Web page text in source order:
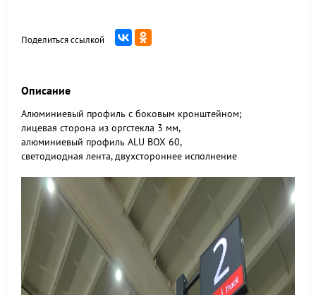
Поделиться ссылкой
Описание
Алюминиевый профиль с боковым кронштейном;
лицевая сторона из оргстекла 3 мм,
алюминиевый профиль ALU BOX 60,
светодиодная лента, двухстороннее исполнение